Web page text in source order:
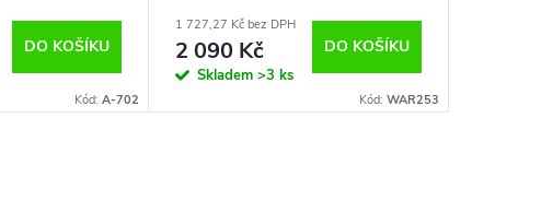
DO KOŠÍKU
Kód: A-702
1 727,27 Kč bez DPH
2 090 Kč
Skladem >3 ks
DO KOŠÍKU
Kód: WAR253